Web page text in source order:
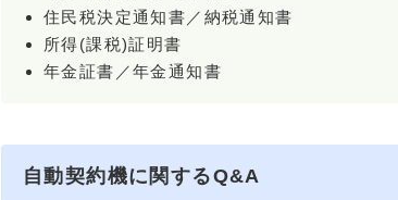
住民税決定通知書／納税通知書
所得(課税)証明書
年金証書／年金通知書
自動契約機に関するQ&A